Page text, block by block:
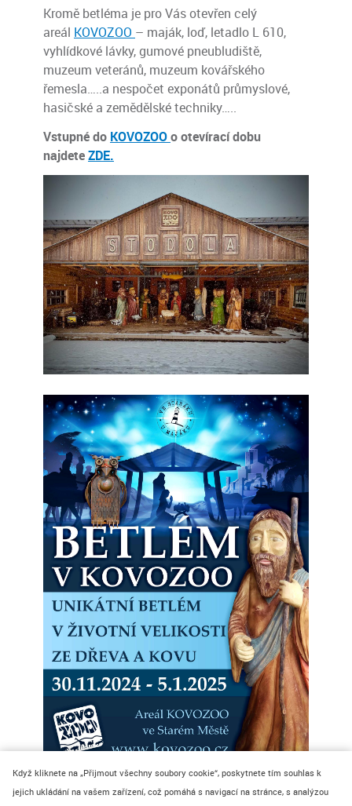
Kromě betléma je pro Vás otevřen celý
areál KOVOZOO – maják, loď, letadlo L 610,
vyhlídkové lávky, gumové pneubludiště,
muzeum veteránů, muzeum kovářského
řemesla…..a nespočet exponátů průmyslové,
hasičské a zemědělské techniky…..
Vstupné do KOVOZOOo otevírací dobu
najdeteZDE.
Když kliknete na „Přijmout všechny soubory cookie“, poskytnete tím souhlas k
jejich ukládání na vašem zařízení, což pomáhá s navigací na stránce, s analýzou